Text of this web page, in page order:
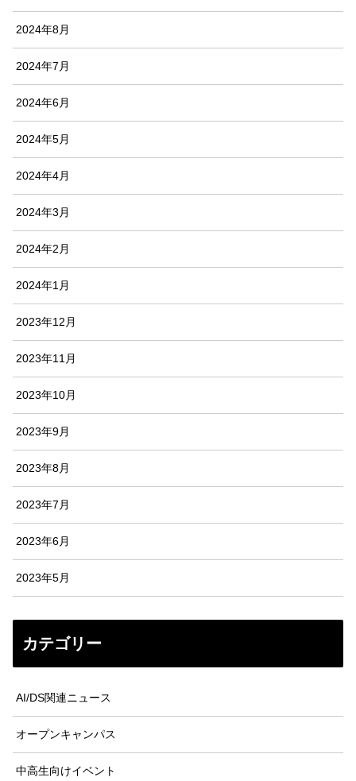
2024年8月
2024年7月
2024年6月
2024年5月
2024年4月
2024年3月
2024年2月
2024年1月
2023年12月
2023年11月
2023年10月
2023年9月
2023年8月
2023年7月
2023年6月
2023年5月
カテゴリー
AI/DS関連ニュース
オープンキャンパス
中高生向けイベント